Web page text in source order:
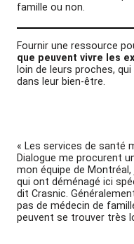
famille ou non.
Fournir une ressource
que peuvent vivre les
loin de leurs proches,
dans leur bien-être.
« Les services de santé
Dialogue me procurent
mon équipe de
qui ont déménagé ici
dit Crasnic.
pas de médecin de
peuvent se trouver très